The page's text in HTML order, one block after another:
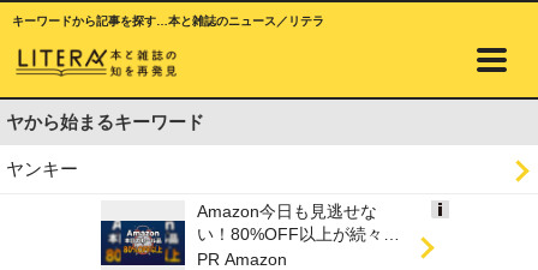
キーワードから記事を探す…本と雑誌のニュース／リテラ
ヤから始まるキーワード
ヤンキー
by
Amazon今日も見逃せな
い！80%OFF以上が続々登
場
PR Amazon